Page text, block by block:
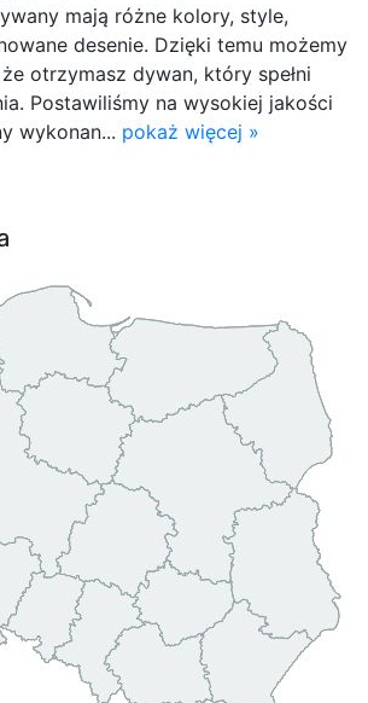
mają różne kolory, style,
desenie. Dzięki temu możemy
otrzymasz dywan, który spełni
Postawiliśmy na wysokiej jakości
wykonan... pokaż więcej »